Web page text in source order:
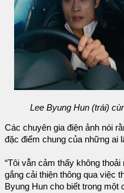
Lee Byung Hun (trái)
Các chuyên gia điện ảnh nói
đặc điểm chung của những ai
“Tôi vẫn cảm thấy không
gắng cải thiện thông qua việc
Byung Hun cho biết trong một